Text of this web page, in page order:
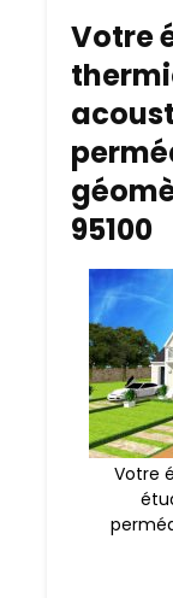
Votre
95100
Votre